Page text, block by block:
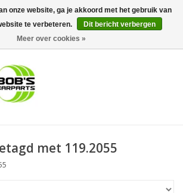
0 Artikelen - €0,00
met 119.2055
onze website, ga je akkoord met het gebruik van
te verbeteren.
Dit bericht verbergen
Meer over cookies »